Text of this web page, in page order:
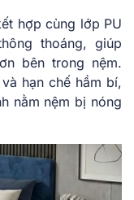
hợp cùng lớp PU
thoáng, giúp
bên trong nệm.
hạn chế hầm bí,
nằm nệm bị nóng